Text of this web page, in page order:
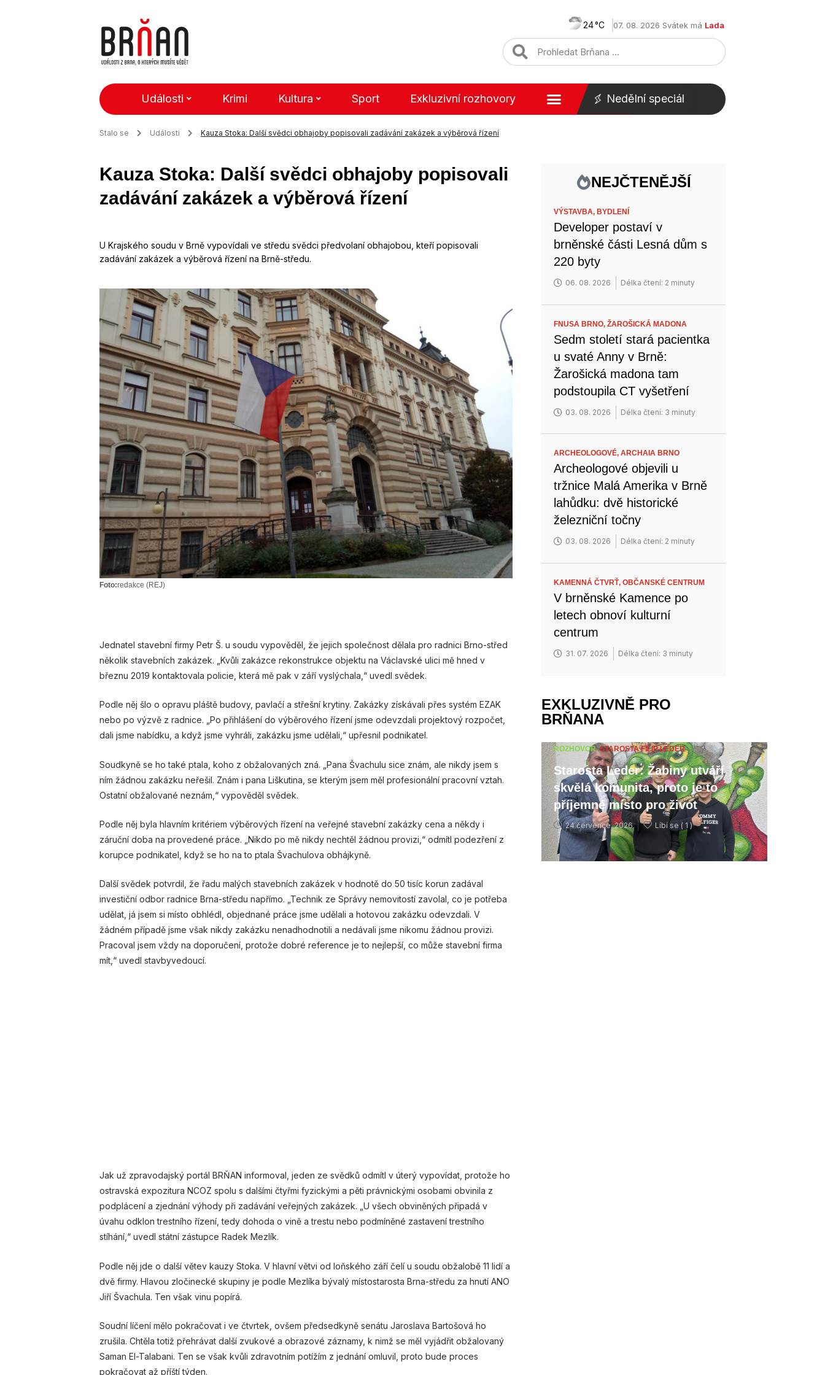
24 07. 08. 2026 Svátek má Lada
Události Krimi Kultura Sport Exkluzivní rozhovory Nedělní speciál
Stalo se Události Kauza Stoka: Další svědci obhajoby popisovali zadávání zakázek a výběrová řízení
Kauza Stoka: Další svědci obhajoby popisovali
zadávání zakázek a výběrová řízení
U Krajského soudu v Brně vypovídali ve středu svědci předvolaní obhajobou, kteří popisovali
zadávání zakázek a výběrová řízení na Brně-středu.
Foto:redakce (REJ)
Jednatel stavební firmy Petr Š. u soudu vypověděl, že jejich společnost dělala pro radnici Brno-střed
několik stavebních zakázek. „Kvůli zakázce rekonstrukce objektu na Václavské ulici mě hned v
březnu 2019 kontaktovala policie, která mě pak v září vyslýchala,“ uvedl svědek.
Podle něj šlo o opravu pláště budovy, pavlačí a střešní krytiny. Zakázky získávali přes systém EZAK
nebo po výzvě z radnice. „Po přihlášení do výběrového řízení jsme odevzdali projektový rozpočet,
dali jsme nabídku, a když jsme vyhráli, zakázku jsme udělali,“ upřesnil podnikatel.
Soudkyně se ho také ptala, koho z obžalovaných zná. „Pana Švachulu sice znám, ale nikdy jsem s
ním žádnou zakázku neřešil. Znám i pana Liškutina, se kterým jsem měl profesionální pracovní vztah.
Ostatní obžalované neznám,“ vypověděl svědek.
Podle něj byla hlavním kritériem výběrových řízení na veřejné stavební zakázky cena a někdy i
záruční doba na provedené práce. „Nikdo po mě nikdy nechtěl žádnou provizi,“ odmítl podezření z
korupce podnikatel, když se ho na to ptala Švachulova obhájkyně.
Další svědek potvrdil, že řadu malých stavebních zakázek v hodnotě do 50 tisíc korun zadával
investiční odbor radnice Brna-středu napřímo. „Technik ze Správy nemovitostí zavolal, co je potřeba
udělat, já jsem si místo obhlédl, objednané práce jsme udělali a hotovou zakázku odevzdali. V
žádném případě jsme však nikdy zakázku nenadhodnotili a nedávali jsme nikomu žádnou provizi.
Pracoval jsem vždy na doporučení, protože dobré reference je to nejlepší, co může stavební firma
mít,“ uvedl stavbyvedoucí.
Jak už zpravodajský portál BRŇAN informoval, jeden ze svědků odmítl v úterý vypovídat, protože ho
ostravská expozitura NCOZ spolu s dalšími čtyřmi fyzickými a pěti právnickými osobami obvinila z
podplácení a zjednání výhody při zadávání veřejných zakázek. „U všech obviněných připadá v
úvahu odklon trestního řízení, tedy dohoda o vině a trestu nebo podmíněné zastavení trestního
stíhání,“ uvedl státní zástupce Radek Mezlík.
Podle něj jde o další větev kauzy Stoka. V hlavní větvi od loňského září čelí u soudu obžalobě 11 lidí a
dvě firmy. Hlavou zločinecké skupiny je podle Mezlíka bývalý místostarosta Brna-středu za hnutí ANO
Jiří Švachula. Ten však vinu popírá.
Soudní líčení mělo pokračovat i ve čtvrtek, ovšem předsedkyně senátu Jaroslava Bartošová ho
zrušila. Chtěla totiž přehrávat další zvukové a obrazové záznamy, k nimž se měl vyjádřit obžalovaný
Saman El-Talabani. Ten se však kvůli zdravotním potížím z jednání omluvil, proto bude proces
pokračovat až příští týden.
NEJČTENĚJŠÍ
VÝSTAVBA, BYDLENÍ
Developer postaví v
brněnské části Lesná dům s
220 byty
06. 08. 2026 Délka čtení: 2 minuty
FNUSA BRNO,ŽAROŠICKÁ MADONA
Sedm století stará pacientka
u svaté Anny v Brně:
Žarošická madona tam
podstoupila CT vyšetření
03. 08. 2026 Délka čtení: 3 minuty
ARCHEOLOGOVÉ,ARCHAIA BRNO
Archeologové objevili u
tržnice Malá Amerika v Brně
lahůdku: dvě historické
železniční točny
03. 08. 2026 Délka čtení: 2 minuty
KAMENNÁ ČTVRŤ,OBČANSKÉ CENTRUM
V brněnské Kamence po
letech obnoví kulturní
centrum
31. 07. 2026 Délka čtení: 3 minuty
EXKLUZIVNĚ PRO
BRŇANA
ROZHOVOR,STAROSTA FILIP LEDER
Starosta Leder: Žabiny utváří
skvělá komunita, proto je to
příjemné místo pro život
24 července, 2026 Líbí se ( 1 )